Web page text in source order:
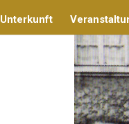
Unterkunft